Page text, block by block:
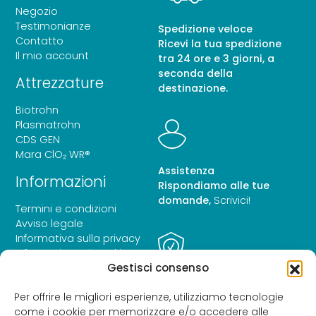
Gestisci consenso
Per offrire le migliori esperienze, utilizziamo tecnologie
come i cookie per memorizzare e/o accedere alle
Tutti i prodotti
Negozio
Testimonianze
Contatto
Il mio account
Attrezzature
Biotrohn
Plasmatrohn
CDS GEN
Mara ClO₂ WR®
Informazioni
Termini e condizioni
Avviso legale
Informativa sulla privacy
Informativa sui cookie
Spedizione veloce
Ricevi la tua spedizione
tra 24 ore e 3 giorni, a
seconda della
destinazione.
Assistenza
Rispondiamo alle tue
domande, Scrivici!
Paga in modo sicuro e